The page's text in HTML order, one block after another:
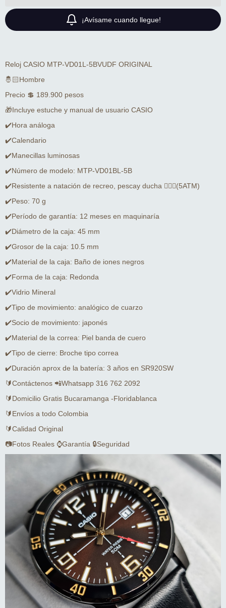
¡Avísame cuando llegue!
Reloj CASIO MTP-VD01L-5BVUDF ORIGINAL
🤴🏻Hombre
Precio 💲 189.900 pesos
🎁Incluye estuche y manual de usuario CASIO
✔️Hora análoga
✔️Calendario
✔️Manecillas luminosas
✔️Número de modelo: MTP-VD01BL-5B
✔️Resistente a natación de recreo, pescay ducha 🏊🏻‍♂️(5ATM)
✔️Peso: 70 g
✔️Período de garantía: 12 meses en maquinaría
✔️Diámetro de la caja: 45 mm
✔️Grosor de la caja: 10.5 mm
✔️Material de la caja: Baño de iones negros
✔️Forma de la caja: Redonda
✔️Vidrio Mineral
✔️Tipo de movimiento: analógico de cuarzo
✔️Socio de movimiento: japonés
✔️Material de la correa: Piel banda de cuero
✔️Tipo de cierre: Broche tipo correa
✔️Duración aprox de la batería: 3 años en SR920SW
🔰Contáctenos 📲Whatsapp 316 762 2092
🔰Domicilio Gratis Bucaramanga -Floridablanca
🔰Envíos a todo Colombia
🔰Calidad Original
📷Fotos Reales ⌚Garantía 🔒Seguridad